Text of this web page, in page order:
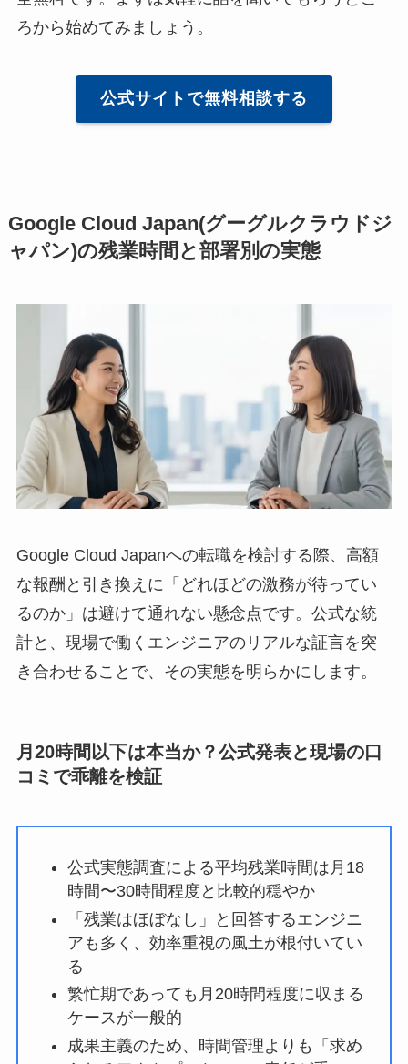
ろから始めてみましょう。
公式サイトで無料相談する
Google Cloud Japan(グーグルクラウドジ
ャパン)の残業時間と部署別の実態
Google Cloud Japanへの転職を検討する際、高額
な報酬と引き換えに「どれほどの激務が待ってい
るのか」は避けて通れない懸念点です。公式な統
計と、現場で働くエンジニアのリアルな証言を突
き合わせることで、その実態を明らかにします。
月20時間以下は本当か？公式発表と現場の口
コミで乖離を検証
公式実態調査による平均残業時間は月18
時間〜30時間程度と比較的穏やか
「残業はほぼなし」と回答するエンジニ
アも多く、効率重視の風土が根付いてい
る
繁忙期であっても月20時間程度に収まる
ケースが一般的
成果主義のため、時間管理よりも「求め